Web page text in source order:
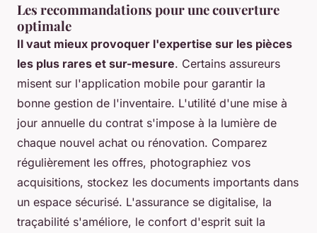
Les recommandations pour une couverture
optimale
Il vaut mieux provoquer l'expertise sur les pièces
les plus rares et sur-mesure. Certains assureurs
misent sur l'application mobile pour garantir la
bonne gestion de l'inventaire. L'utilité d'une mise à
jour annuelle du contrat s'impose à la lumière de
chaque nouvel achat ou rénovation. Comparez
régulièrement les offres, photographiez vos
acquisitions, stockez les documents importants dans
un espace sécurisé. L'assurance se digitalise, la
traçabilité s'améliore, le confort d'esprit suit la